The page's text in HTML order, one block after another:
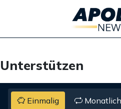
Unterstützen
Einmalig Monatlich